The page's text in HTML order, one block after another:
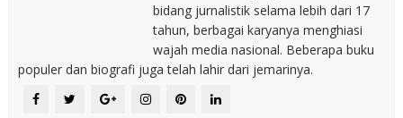
bidang jurnalistik selama lebih dari 17
tahun, berbagai karyanya menghiasi
wajah media nasional. Beberapa buku
populer dan biografi juga telah lahir dari jemarinya.